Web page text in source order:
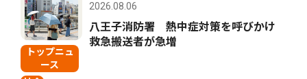
トップニュ
ース
2026.08.06
八王子消防署 熱中症対策を呼びかけ
救急搬送者が急増